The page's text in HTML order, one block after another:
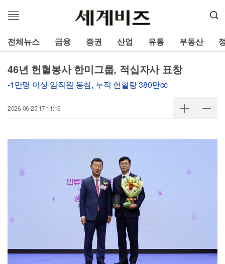
메
열
기
전체뉴스 금융 증권 산업 유통 부동산
46년 헌혈봉사 한미그룹, 적십자사 표창
-1만명 이상 임직원 동참, 누적 헌혈량 380만cc
2026-06-25 17:11:16